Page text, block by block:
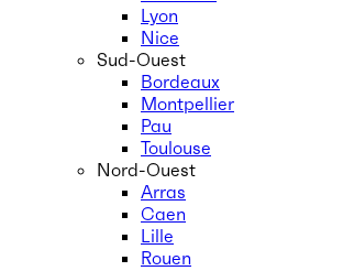
Lyon
Nice
Sud-Ouest
Bordeaux
Montpellier
Pau
Toulouse
Nord-Ouest
Arras
Caen
Lille
Rouen